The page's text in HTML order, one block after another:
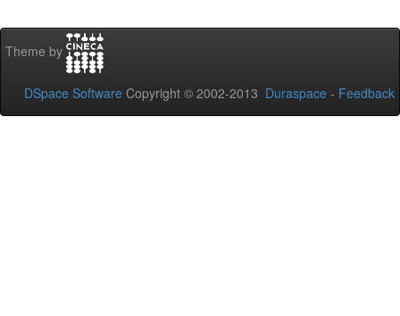
Theme by
DSpace Software Copyright © 2002-2013 Duraspace - Feedback